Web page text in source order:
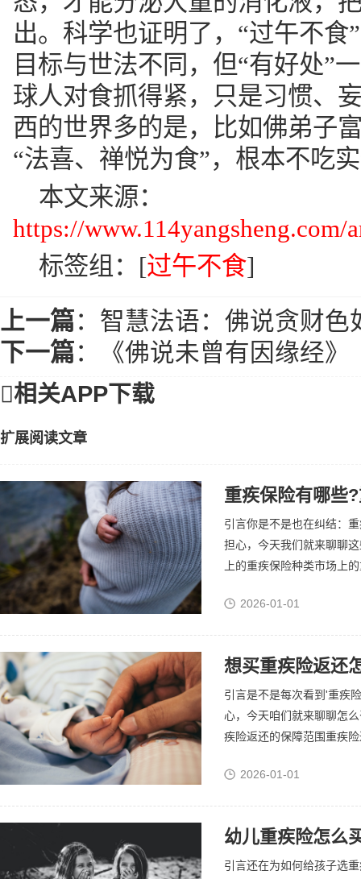
出。科学也证明了，“过午不
目标与世法不同，但“有好处”
球人对食抓得紧，只是习惯、
西的世界多的是，比如佛弟子
“法喜、禅悦为食”，根本不吃
本文来源：
https://www.114yangsheng.com/
标签组：[过午不食]
上一篇： 智慧法语：佛说贪财
下一篇： 《佛说未曾有因缘经》
相关APP下载
扩展阅读文章
重疾保险有哪些
引言你是不是也在纠结：
担心，今天我们就来聊聊
上的重疾保险种类市场上
2026-01-01
引言是不是每次看到'重疾
心，今天咱们就来聊聊怎
疾险返还的保障范围重疾
2026-01-01
幼儿重疾险怎么
引言还在为如何给孩子选